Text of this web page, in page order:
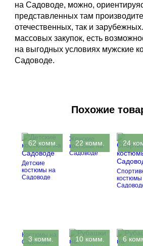
на Садоводе, можно,
представленных там
отечественных, так и
массовых закупок, есть
на выгодных условиях мужские
Садоводе.
Похожие
62 комм.
Детские
костюмы на
Садоводе
22 комм.
Женские
костюмы на
Садоводе
24
костюмы
3 комм.
Костюмы на
Садоводе
10 комм. 6